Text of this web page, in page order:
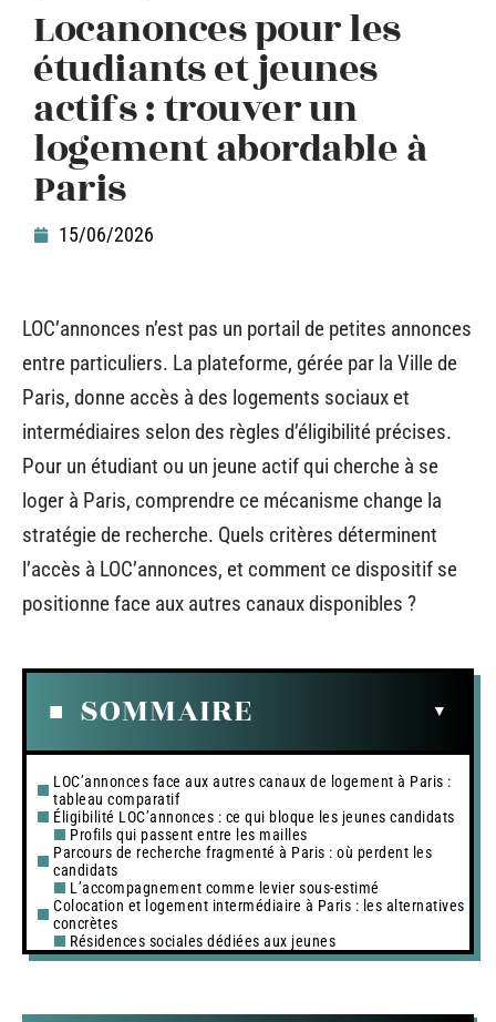
Locanonces pour les
étudiants et jeunes
actifs : trouver un
logement abordable à
Paris
15/06/2026
LOC’annonces n’est pas un portail de petites annonces
entre particuliers. La plateforme, gérée par la Ville de
Paris, donne accès à des logements sociaux et
intermédiaires selon des règles d’éligibilité précises.
Pour un étudiant ou un jeune actif qui cherche à se
loger à Paris, comprendre ce mécanisme change la
stratégie de recherche. Quels critères déterminent
l’accès à LOC’annonces, et comment ce dispositif se
positionne face aux autres canaux disponibles ?
SOMMAIRE
LOC’annonces face aux autres canaux de logement à Paris :
tableau comparatif
Éligibilité LOC’annonces : ce qui bloque les jeunes candidats
Profils qui passent entre les mailles
Parcours de recherche fragmenté à Paris : où perdent les
candidats
L’accompagnement comme levier sous-estimé
Colocation et logement intermédiaire à Paris : les alternatives
concrètes
Résidences sociales dédiées aux jeunes